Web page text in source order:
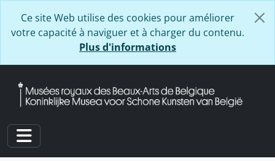
Ce site Web utilise des cookies pour améliorer
votre capacité à naviguer et à charger du contenu.
Plus d'informations
Toggle navigation